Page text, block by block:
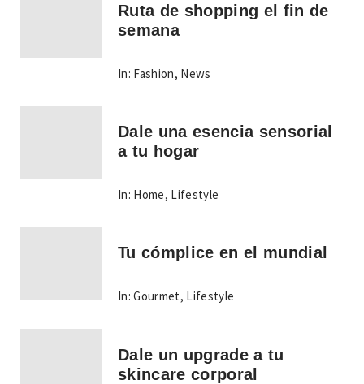
Ruta de shopping el fin de
semana
In: Fashion, News
Dale una esencia sensorial
a tu hogar
In: Home, Lifestyle
Tu cómplice en el mundial
In: Gourmet, Lifestyle
Dale un upgrade a tu
skincare corporal